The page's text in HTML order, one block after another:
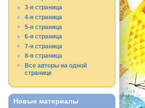
3-я страница
4-я страница
5-я страница
6-я страница
7-я страница
8-я страница
Все авторы на одной
странице
Новые материалы